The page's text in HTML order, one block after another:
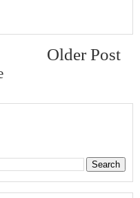
Older Post